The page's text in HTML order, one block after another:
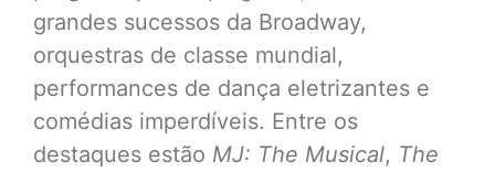
grandes sucessos da Broadway,
orquestras de classe mundial,
performances de dança eletrizantes e
comédias imperdíveis. Entre os
destaques estão MJ: The Musical, The